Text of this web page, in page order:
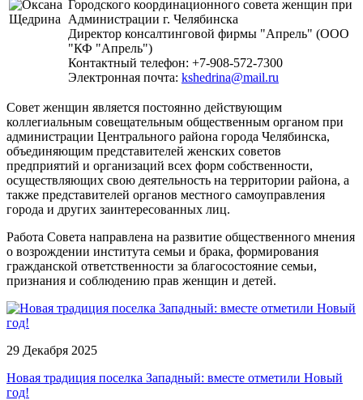
Городского координационного совета женщин при
Администрации г. Челябинска
Директор консалтинговой фирмы "Апрель" (ООО
"КФ "Апрель")
Контактный телефон: +7-908-572-7300
Электронная почта: kshedrina@mail.ru
Совет женщин является постоянно действующим
коллегиальным совещательным общественным органом при
администрации Центрального района города Челябинска,
объединяющим представителей женских советов
предприятий и организаций всех форм собственности,
осуществляющих свою деятельность на территории района, а
также представителей органов местного самоуправления
города и других заинтересованных лиц.
Работа Совета направлена на развитие общественного мнения
о возрождении института семьи и брака, формирования
гражданской ответственности за благосостояние семьи,
признания и соблюдению прав женщин и детей.
29 Декабря 2025
Новая традиция поселка Западный: вместе отметили Новый
год!